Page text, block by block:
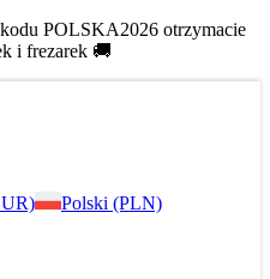
POLSKA2026 otrzymacie
i frezarek 🚚
Polski (PLN)